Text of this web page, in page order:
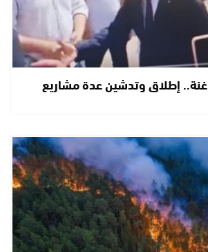
إطلاق وتدشين عدة مشاريع